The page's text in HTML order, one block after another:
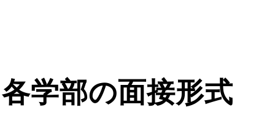
各学部の面接形式